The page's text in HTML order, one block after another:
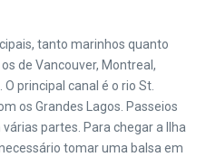
tanto marinhos quanto
de Vancouver, Montreal,
principal canal é o rio St.
os Grandes Lagos. Passeios
partes. Para chegar a Ilha
tomar uma balsa em